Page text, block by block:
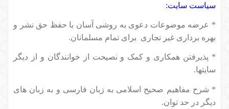
سیاست سایت:
* عرضه موضوعات دعوی به روشی آسان با حفظ حق نشر و
بهره بردارى غیر تجاری برای تمام مسلمانان.
* پذیرفتن همکاری و کمک و نصیحت از خوانندگان و از دیگر
سایتها.
* شرح مفاهیم صحیح اسلامی به زبان فارسی و به زبان های
دیگر در حد توان.